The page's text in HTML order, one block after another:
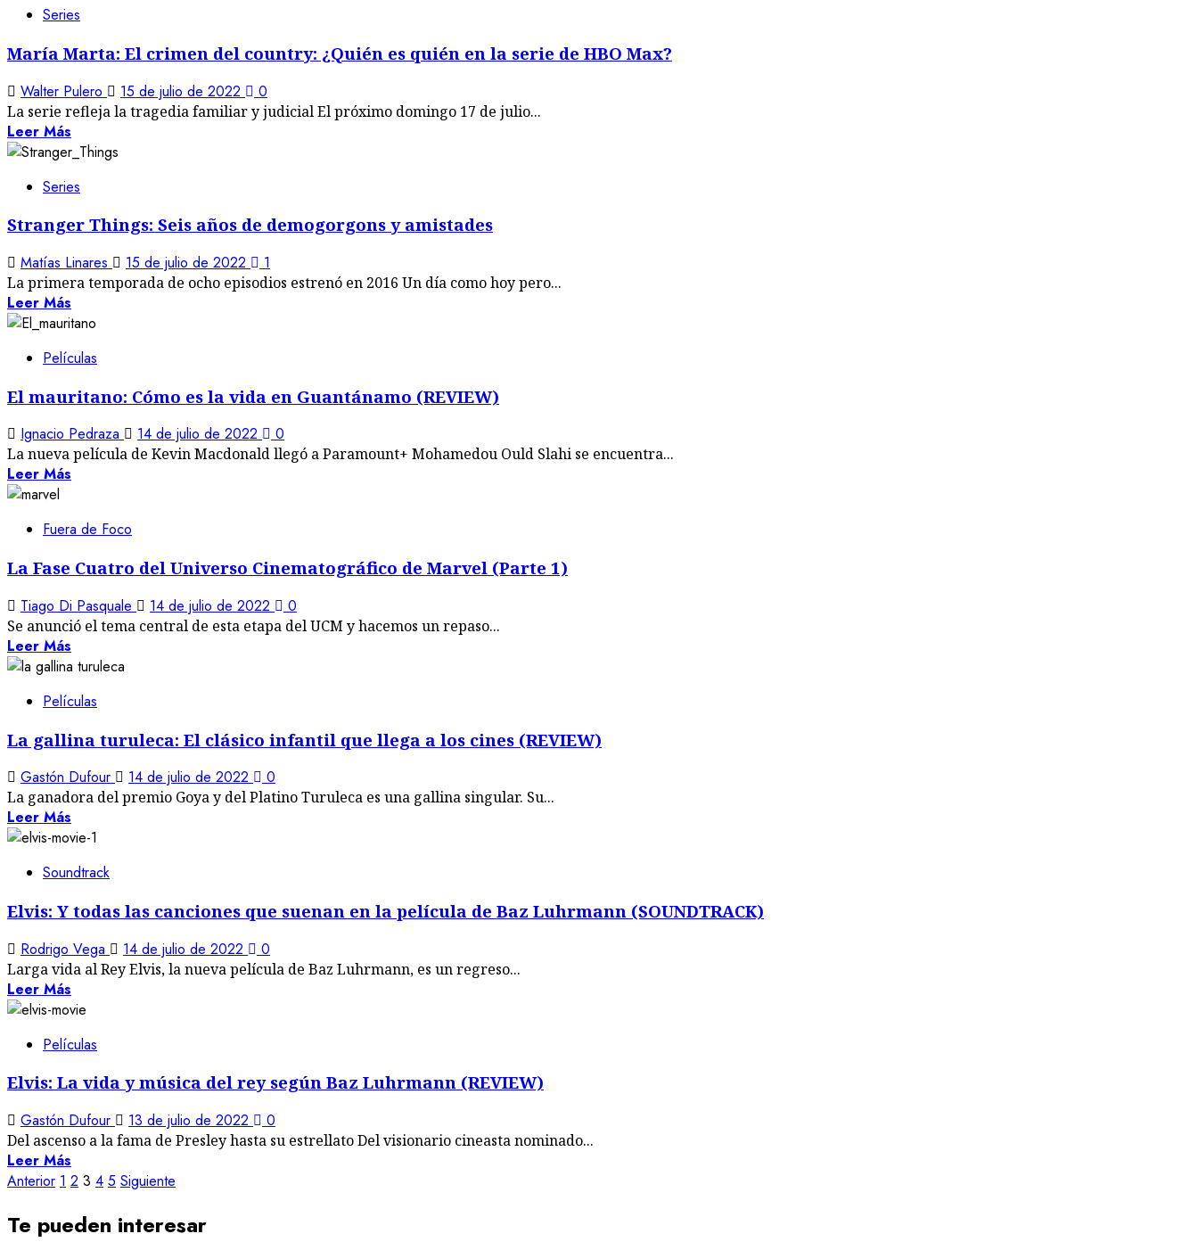
Series
María Marta: El crimen del country: ¿Quién es quién en la serie de HBO Max?
Walter Pulero 15 de julio de 2022 0
La serie refleja la tragedia familiar y judicial El próximo domingo 17 de julio...
Leer Más
Series
Stranger Things: Seis años de demogorgons y amistades
Matías Linares 15 de julio de 2022 1
La primera temporada de ocho episodios estrenó en 2016 Un día como hoy pero...
Leer Más
Películas
El mauritano: Cómo es la vida en Guantánamo (REVIEW)
Ignacio Pedraza 14 de julio de 2022 0
La nueva película de Kevin Macdonald llegó a Paramount+ Mohamedou Ould Slahi se encuentra...
Leer Más
Fuera de Foco
La Fase Cuatro del Universo Cinematográfico de Marvel (Parte 1)
Tiago Di Pasquale 14 de julio de 2022 0
Se anunció el tema central de esta etapa del UCM y hacemos un repaso...
Leer Más
Películas
La gallina turuleca: El clásico infantil que llega a los cines (REVIEW)
Gastón Dufour 14 de julio de 2022 0
La ganadora del premio Goya y del Platino Turuleca es una gallina singular. Su...
Leer Más
Soundtrack
Elvis: Y todas las canciones que suenan en la película de Baz Luhrmann (SOUNDTRACK)
Rodrigo Vega 14 de julio de 2022 0
Larga vida al Rey Elvis, la nueva película de Baz Luhrmann, es un regreso...
Leer Más
Películas
Elvis: La vida y música del rey según Baz Luhrmann (REVIEW)
Gastón Dufour 13 de julio de 2022 0
Del ascenso a la fama de Presley hasta su estrellato Del visionario cineasta nominado...
Leer Más
Paginación
de
Anterior 1 2 3 4 5 Siguiente
Te pueden interesar